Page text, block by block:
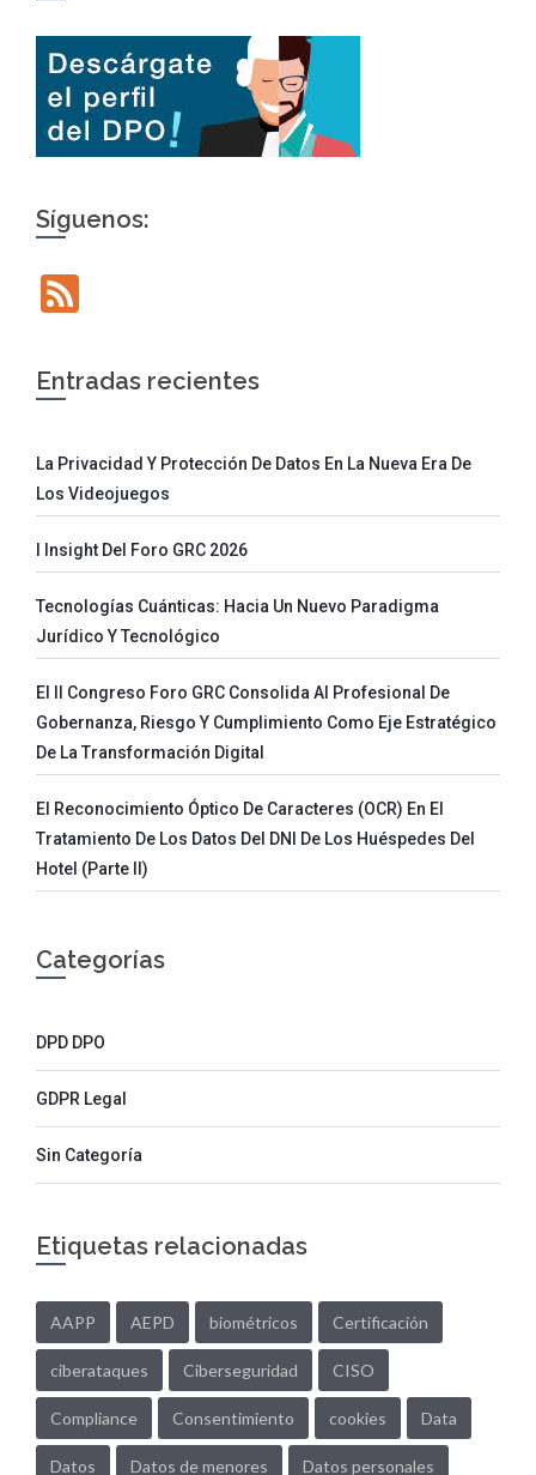
Síguenos:
Entradas recientes
La Privacidad Y Protección De Datos En La Nueva Era De
Los Videojuegos
I Insight Del Foro GRC 2026
Tecnologías Cuánticas: Hacia Un Nuevo Paradigma
Jurídico Y Tecnológico
El II Congreso Foro GRC Consolida Al Profesional De
Gobernanza, Riesgo Y Cumplimiento Como Eje Estratégico
De La Transformación Digital
El Reconocimiento Óptico De Caracteres (OCR) En El
Tratamiento De Los Datos Del DNI De Los Huéspedes Del
Hotel (parte II)
Categorías
DPD DPO
GDPR Legal
Sin Categoría
Etiquetas relacionadas
AAPP AEPD biométricos Certificación
ciberataques Ciberseguridad CISO
Compliance Consentimiento cookies Data
Datos Datos de menores Datos personales